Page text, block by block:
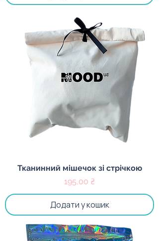
Тканинний мішечок зі стрічкою
Ціна
195,00 ₴
Додати у кошик